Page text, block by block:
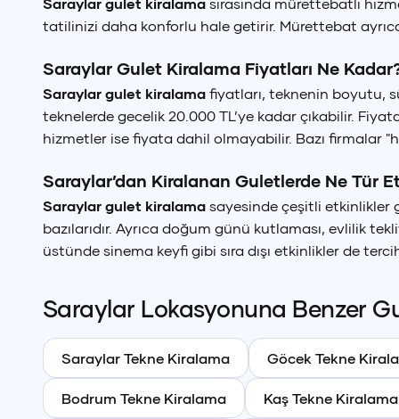
tatilinizi daha konforlu hale getirir. Mürettebat
Saraylar Gulet Kiralama Fiyatları Ne
Saraylar gulet kiralama fiyatları, teknenin boyutu,
teknelerde gecelik 20.000 TL’ye kadar çıkabilir.
hizmetler ise fiyata dahil olmayabilir. Bazı firmalar
Saraylar’dan Kiralanan Guletlerde Ne Tür
Saraylar gulet kiralama sayesinde çeşitli etkinlikler
bazılarıdır. Ayrıca doğum günü kutlaması, evlilik
üstünde sinema keyfi gibi sıra dışı etkinlikler de
Saraylar Lokasyonuna Benzer
Saraylar Tekne Kiralama Göcek Tekne
Bodrum Tekne Kiralama Kaş Tekne Kiralama